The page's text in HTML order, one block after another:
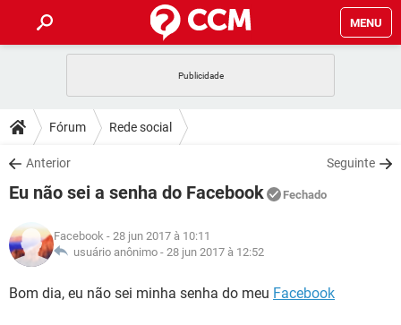
MENU
CELULAR
OUTLOOK
INSTAGRAM GMAIL
DICAS
JOGOS
INSTAGRAM
GUIA DE COMPRAS
DOWNLOADS
JOGOS WHATSAPP
OUTLOOK EXCEL
INSTAGRAM GMAIL
JOGOS
CELULAR
OUTLOOK EXCEL
GLOSSÁRIO
JOGOS WHATSAPP
Fórum Rede social
Anterior Seguinte
Eu não sei a senha do Facebook Fechado
Facebook - 28 jun 2017 à 10:11
usuário anônimo - 28 jun 2017 à 12:52
Bom dia, eu não sei minha senha do meu Facebook